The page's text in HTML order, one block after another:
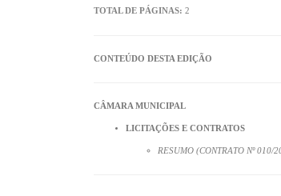
TOTAL DE PÁGINAS: 2
CONTEÚDO DESTA EDIÇÃO
CÂMARA MUNICIPAL
LICITAÇÕES E CONTRATOS
RESUMO (CONTRATO Nº 010/